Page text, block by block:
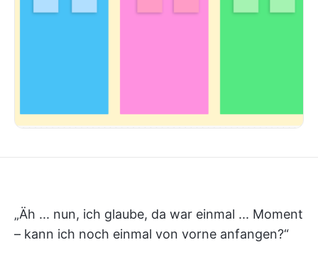
„Äh ... nun, ich glaube, da war einmal ... Moment
– kann ich noch einmal von vorne anfangen?“